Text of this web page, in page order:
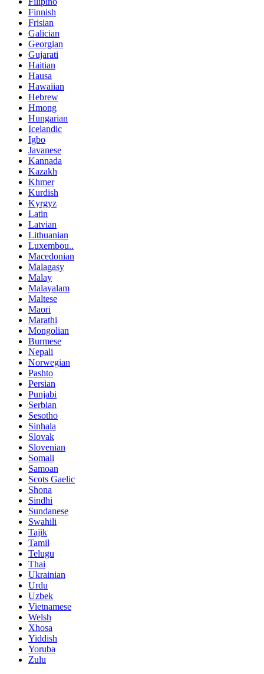
Finnish
Frisian
Galician
Georgian
Gujarati
Haitian
Hausa
Hawaiian
Hebrew
Hmong
Hungarian
Icelandic
Igbo
Javanese
Kannada
Kazakh
Khmer
Kurdish
Kyrgyz
Latin
Latvian
Lithuanian
Luxembou..
Macedonian
Malagasy
Malay
Malayalam
Maltese
Maori
Marathi
Mongolian
Burmese
Nepali
Norwegian
Pashto
Persian
Punjabi
Serbian
Sesotho
Sinhala
Slovak
Slovenian
Somali
Samoan
Scots Gaelic
Shona
Sindhi
Sundanese
Swahili
Tajik
Tamil
Telugu
Thai
Ukrainian
Urdu
Uzbek
Vietnamese
Welsh
Xhosa
Yiddish
Yoruba
Zulu